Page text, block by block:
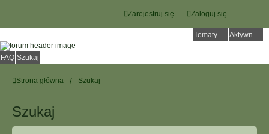
Zaloguj się
Zarejestruj się
Tematy bez odpowiedzi Aktywne tematy
FAQ Szukaj
Strona główna Szukaj
Szukaj